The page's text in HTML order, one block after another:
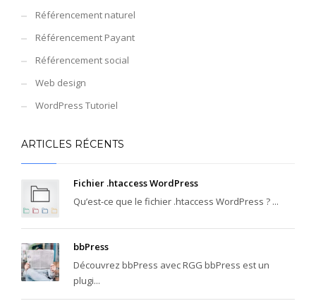
Référencement naturel
Référencement Payant
Référencement social
Web design
WordPress Tutoriel
ARTICLES RÉCENTS
Fichier .htaccess WordPress
Qu’est-ce que le fichier .htaccess WordPress ? ...
bbPress
Découvrez bbPress avec RGG bbPress est un
plugi...